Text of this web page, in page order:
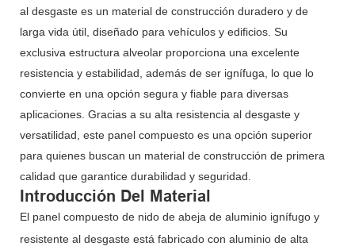
al desgaste es un material de construcción duradero y de
larga vida útil, diseñado para vehículos y edificios. Su
exclusiva estructura alveolar proporciona una excelente
resistencia y estabilidad, además de ser ignífuga, lo que lo
convierte en una opción segura y fiable para diversas
aplicaciones. Gracias a su alta resistencia al desgaste y
versatilidad, este panel compuesto es una opción superior
para quienes buscan un material de construcción de primera
calidad que garantice durabilidad y seguridad.
Introducción Del Material
El panel compuesto de nido de abeja de aluminio ignífugo y
resistente al desgaste está fabricado con aluminio de alta